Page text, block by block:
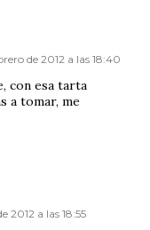
de 2012 a las 18:40
con esa tarta
a tomar, me
2012 a las 18:55